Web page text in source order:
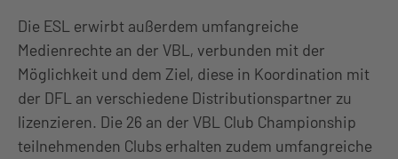
Die ESL erwirbt außerdem umfangreiche
Medienrechte an der VBL, verbunden mit der
Möglichkeit und dem Ziel, diese in Koordination mit
der DFL an verschiedene Distributionspartner zu
lizenzieren. Die 26 an der VBL Club Championship
teilnehmenden Clubs erhalten zudem umfangreiche